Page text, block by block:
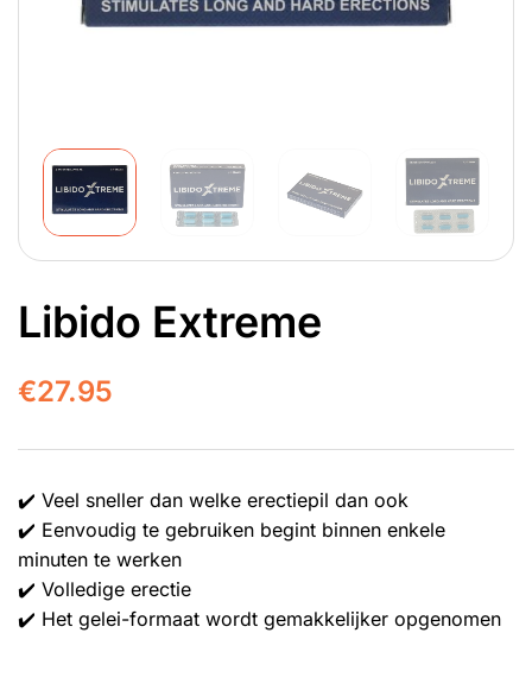
Libido Extreme
€27.95
✔️ Veel sneller dan welke erectiepil dan ook
✔️ Eenvoudig te gebruiken begint binnen enkele
minuten te werken
✔️ Volledige erectie
✔️ Het gelei-formaat wordt gemakkelijker opgenomen